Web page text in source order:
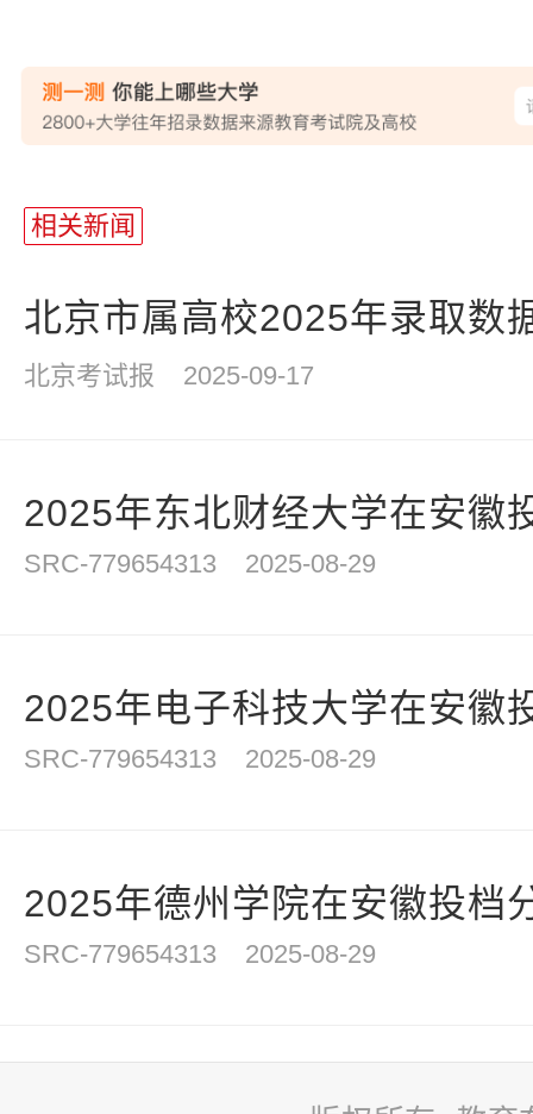
相关新闻
北京市属高校2025年录取数
北京考试报 2025-09-17
2025年东北财经大学在安徽
SRC-779654313 2025-08-29
2025年电子科技大学在安徽
SRC-779654313 2025-08-29
2025年德州学院在安徽投档
SRC-779654313 2025-08-29